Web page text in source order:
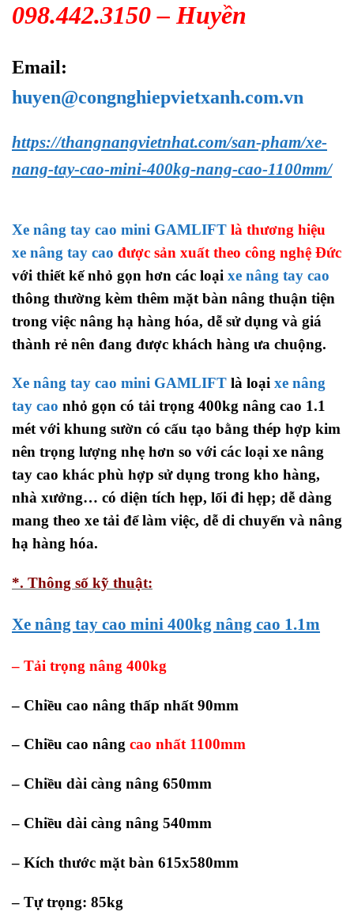
098.442.3150 – Huyền
Email:
huyen@congnghiepvietxanh.com.vn
https://thangnangvietnhat.com/san-pham/xe-
nang-tay-cao-mini-400kg-nang-cao-1100mm/
Xe nâng tay cao mini GAMLIFT là thương hiệu
xe nâng tay cao được sản xuất theo công nghệ Đức
với thiết kế nhỏ gọn hơn các loại xe nâng tay cao
thông thường kèm thêm mặt bàn nâng thuận tiện
trong việc nâng hạ hàng hóa, dễ sử dụng và giá
thành rẻ nên đang được khách hàng ưa chuộng.
Xe nâng tay cao mini GAMLIFT là loại xe nâng
tay cao nhỏ gọn có tải trọng 400kg nâng cao 1.1
mét với khung sườn có cấu tạo bằng thép hợp kim
nên trọng lượng nhẹ hơn so với các loại xe nâng
tay cao khác phù hợp sử dụng trong kho hàng,
nhà xưởng… có diện tích hẹp, lối đi hẹp; dễ dàng
mang theo xe tải để làm việc, dễ di chuyển và nâng
hạ hàng hóa.
*. Thông số kỹ thuật:
Xe nâng tay cao mini 400kg nâng cao 1.1m
– Tải trọng nâng 400kg
– Chiều cao nâng thấp nhất 90mm
– Chiều cao nâng cao nhất 1100mm
– Chiều dài càng nâng 650mm
– Chiều dài càng nâng 540mm
– Kích thước mặt bàn 615x580mm
– Tự trọng: 85kg